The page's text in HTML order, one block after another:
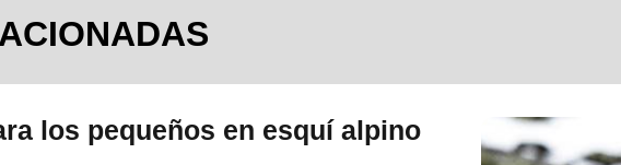
los pequeños en esquí alpino